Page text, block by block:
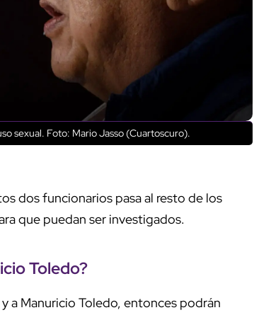
sexual. Foto: Mario Jasso (Cuartoscuro).
dos funcionarios pasa al resto de los
que puedan ser investigados.
Toledo?
a Manuricio Toledo, entonces podrán